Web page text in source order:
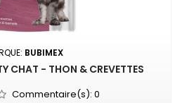
BUBIMEX
CHAT - THON & CREVETTES
Commentaire(s): 0